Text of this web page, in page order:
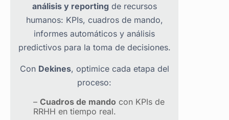
análisis y reporting de recursos
humanos: KPIs, cuadros de mando,
informes automáticos y análisis
predictivos para la toma de decisiones.
Con Dekines, optimice cada etapa del
proceso:
– Cuadros de mando con KPIs de
RRHH en tiempo real.